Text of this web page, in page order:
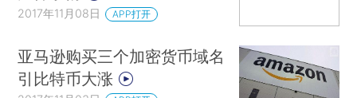
2017年11月08日 APP打开
亚马逊购买三个加密货币域名
引比特币大涨